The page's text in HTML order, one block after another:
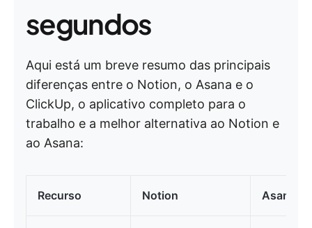
segundos
Aqui está um breve resumo das principais
diferenças entre o Notion, o Asana e o
ClickUp, o aplicativo completo para o
trabalho e a melhor alternativa ao Notion e
ao Asana:
Recurso Notion Asana